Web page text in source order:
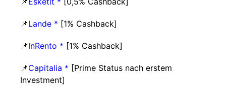
📌Lande * [1% Cashback]
📌InRento * [1% Cashback]
📌Capitalia * [Prime Status nach erstem
Investment]